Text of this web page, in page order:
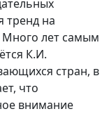
тренд на
Много лет самым
К.И.
стран, в
что
внимание